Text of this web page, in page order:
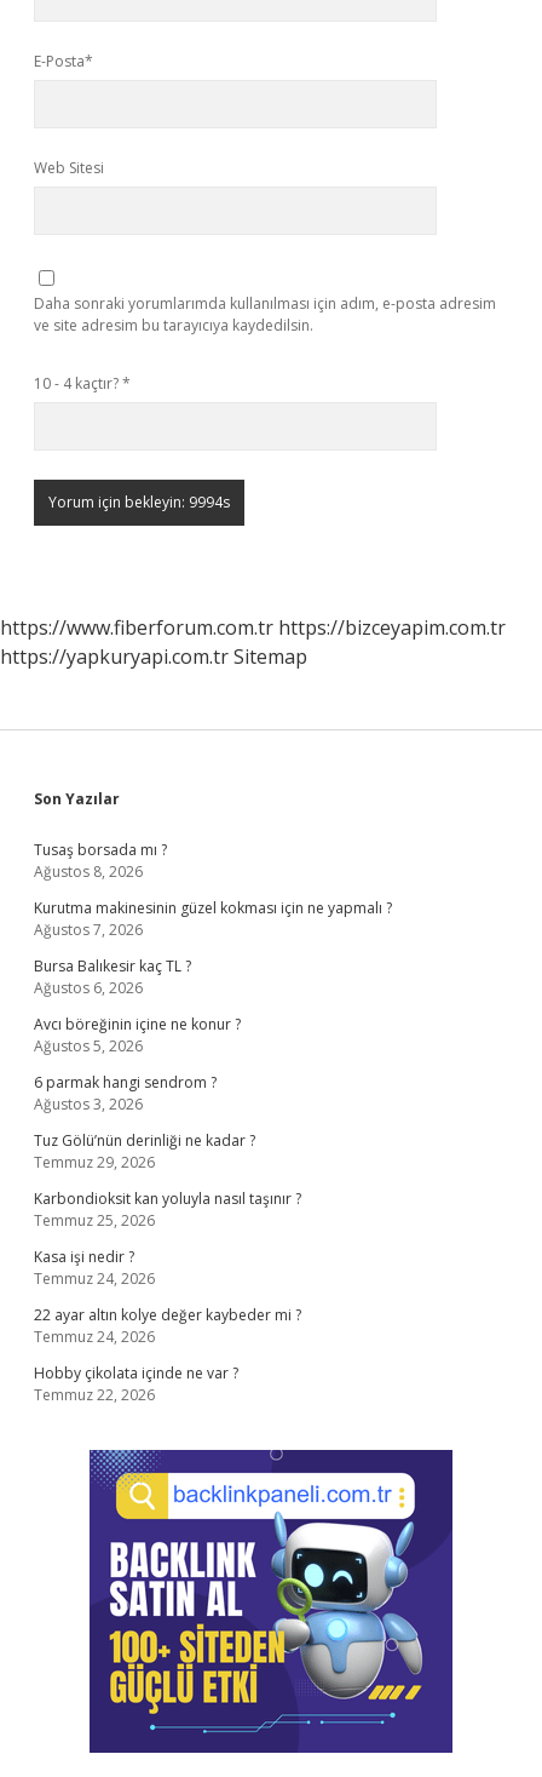
E-Posta*
Web Sitesi
Daha sonraki yorumlarımda kullanılması için adım, e-posta adresim
ve site adresim bu tarayıcıya kaydedilsin.
10 - 4 kaçtır?*
https://www.fiberforum.com.tr https://bizceyapim.com.tr
https://yapkuryapi.com.trSitemap
Sidebar
Son Yazılar
Tusaş borsada mı ?
Ağustos 8, 2026
Kurutma makinesinin güzel kokması için ne yapmalı ?
Ağustos 7, 2026
Bursa Balıkesir kaç TL ?
Ağustos 6, 2026
Avcı böreğinin içine ne konur ?
Ağustos 5, 2026
6 parmak hangi sendrom ?
Ağustos 3, 2026
Tuz Gölü’nün derinliği ne kadar ?
Temmuz 29, 2026
Karbondioksit kan yoluyla nasıl taşınır ?
Temmuz 25, 2026
Kasa işi nedir ?
Temmuz 24, 2026
22 ayar altın kolye değer kaybeder mi ?
Temmuz 24, 2026
Hobby çikolata içinde ne var ?
Temmuz 22, 2026